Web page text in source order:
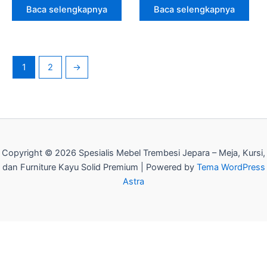
Baca selengkapnya Baca selengkapnya
1 2 →
Copyright © 2026 Spesialis Mebel Trembesi Jepara – Meja, Kursi,
dan Furniture Kayu Solid Premium | Powered by Tema WordPress
Astra